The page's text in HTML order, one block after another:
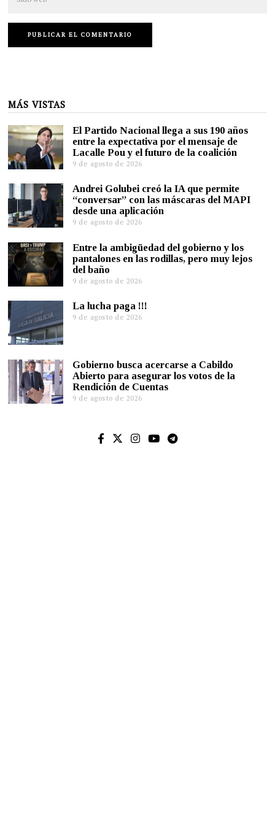
MÁS VISTAS
El Partido Nacional llega a sus 190 años
entre la expectativa por el mensaje de
Lacalle Pou y el futuro de la coalición
9 de agosto de 2026
Andrei Golubei creó la IA que permite
“conversar” con las máscaras del MAPI
desde una aplicación
9 de agosto de 2026
Entre la ambigüedad del gobierno y los
pantalones en las rodillas, pero muy lejos
del baño
9 de agosto de 2026
La lucha paga !!!
9 de agosto de 2026
Gobierno busca acercarse a Cabildo
Abierto para asegurar los votos de la
Rendición de Cuentas
9 de agosto de 2026